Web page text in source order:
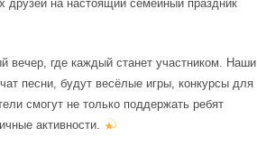
друзей на настоящий семейный праздник
вечер, где каждый станет участником. Наши
песни, будут весёлые игры, конкурсы для
смогут не только поддержать ребят
активности.